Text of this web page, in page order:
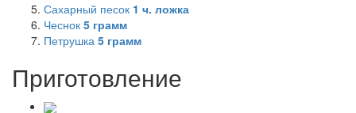
Сахарный песок 1 ч. ложка
Чеснок 5 грамм
Петрушка 5 грамм
Приготовление